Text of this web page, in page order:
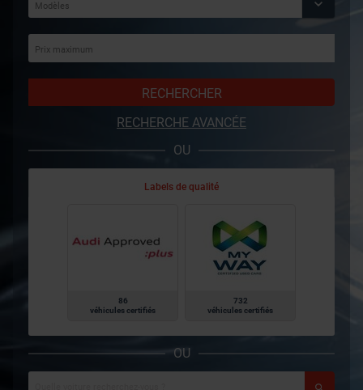
RECHERCHER
RECHERCHE AVANCÉE
OU
Labels de qualité
86
véhicules certifiés
732
véhicules certifiés
OU